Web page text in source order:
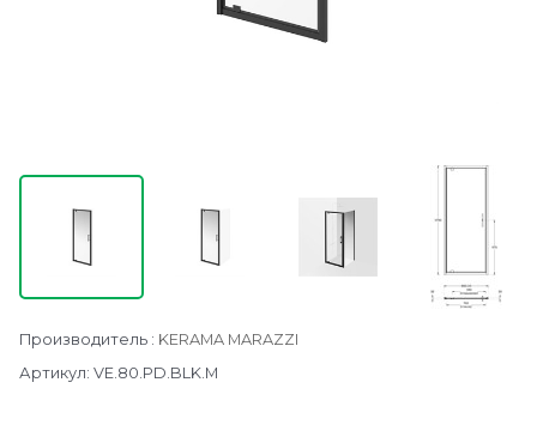
Производитель : KERAMA MARAZZI
Артикул: VE.80.PD.BLK.M